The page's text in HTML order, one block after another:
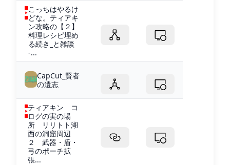
こっちはやるけ
どな。ティアキ
ン攻略の【２】
料理レシピ埋め
る続き_と雑談
-...
CapCut_賢者
の遺志
ティアキン コ
ログの実の場
所 リリトト湖
西の洞窟周辺
２ 武器・盾・
弓のポーチ拡
張...